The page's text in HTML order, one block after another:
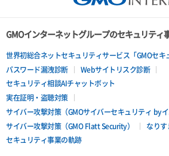
GMOインターネットグループのセキュリティ
世界初総合ネットセキュリティサービス「GMOセキ
パスワード漏洩診断
Webサイトリスク診断
セキュリティ相談AIチャットボット
実在証明・盗聴対策
サイバー攻撃対策（GMOサイバーセキュリティ byイ
サイバー攻撃対策（GMO Flatt Security）
なり
セキュリティ事業の軌跡